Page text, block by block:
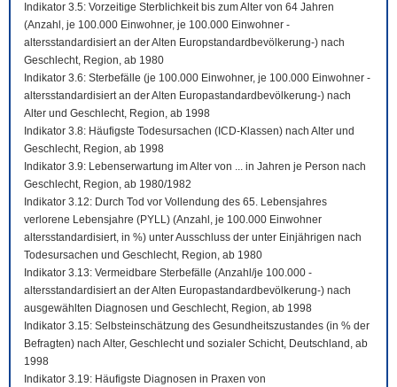
Indikator 3.5: Vorzeitige Sterblichkeit bis zum Alter von 64 Jahren
(Anzahl, je 100.000 Einwohner, je 100.000 Einwohner -
altersstandardisiert an der Alten Europstandardbevölkerung-) nach
Geschlecht, Region, ab 1980
Indikator 3.6: Sterbefälle (je 100.000 Einwohner, je 100.000 Einwohner -
altersstandardisiert an der Alten Europastandardbevölkerung-) nach
Alter und Geschlecht, Region, ab 1998
Indikator 3.8: Häufigste Todesursachen (ICD-Klassen) nach Alter und
Geschlecht, Region, ab 1998
Indikator 3.9: Lebenserwartung im Alter von ... in Jahren je Person nach
Geschlecht, Region, ab 1980/1982
Indikator 3.12: Durch Tod vor Vollendung des 65. Lebensjahres
verlorene Lebensjahre (PYLL) (Anzahl, je 100.000 Einwohner
altersstandardisiert, in %) unter Ausschluss der unter Einjährigen nach
Todesursachen und Geschlecht, Region, ab 1980
Indikator 3.13: Vermeidbare Sterbefälle (Anzahl/je 100.000 -
altersstandardisiert an der Alten Europastandardbevölkerung-) nach
ausgewählten Diagnosen und Geschlecht, Region, ab 1998
Indikator 3.15: Selbsteinschätzung des Gesundheitszustandes (in % der
Befragten) nach Alter, Geschlecht und sozialer Schicht, Deutschland, ab
1998
Indikator 3.19: Häufigste Diagnosen in Praxen von